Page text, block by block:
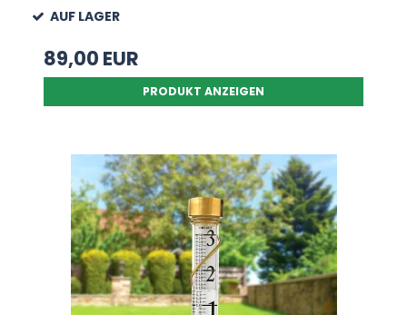
AUF LAGER
89,00 EUR
PRODUKT ANZEIGEN